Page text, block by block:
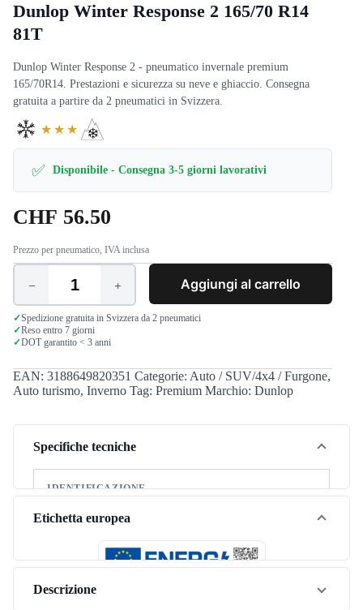
Dunlop Winter Response 2 165/70 R14
81T
Dunlop Winter Response 2 - pneumatico invernale premium
165/70R14. Prestazioni e sicurezza su neve e ghiaccio. Consegna
gratuita a partire da 2 pneumatici in Svizzera.
★★★
✅ Disponibile - Consegna 3-5 giorni lavorativi
CHF 56.50
Prezzo per pneumatico, IVA inclusa
Dunlop
Winter
Response
2
165/70
81T
quantità
Aggiungi al carrello
✓Spedizione gratuita in Svizzera da 2 pneumatici
✓Reso entro 7 giorni
✓DOT garantito < 3 anni
EAN: 3188649820351 Categorie: Auto / SUV/4x4 / Furgone,
Auto turismo, Inverno Tag: Premium Marchio: Dunlop
Specifiche tecniche
IDENTIFICAZIONE
Marca
Winter Response 2
Stagione Inverno
Tipo di veicolo
Etichetta europea
Descrizione